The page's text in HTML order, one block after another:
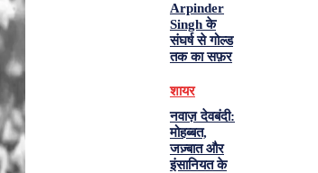
Arpinder
Singh के
संघर्ष से गोल्ड
तक का सफ़र
शायर
नवाज़ देवबंदी:
मोहब्बत,
जज़्बात और
इंसानियत के